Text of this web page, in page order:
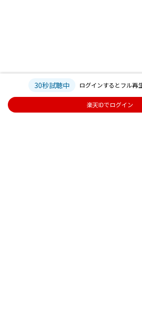
30秒試聴中 ログインするとフル再
楽天IDでログイン